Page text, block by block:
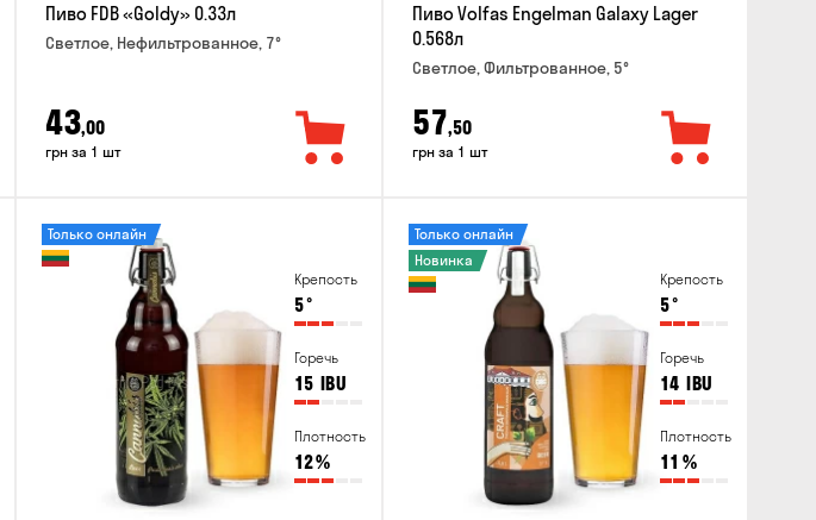
Пиво FDB «Goldy» 0.33л
Светлое, Нефильтрованное, 7°
43,00
грн за 1 шт
Пиво Volfas Engelman Galaxy Lager
0.568л
Светлое, Фильтрованное, 5°
57,50
грн за 1 шт
Крепость
5°
Горечь
15 IBU
Плотность
12%
Только онлайн
Крепость
5°
Горечь
14 IBU
Плотность
11 %
Только онлайн
Новинка